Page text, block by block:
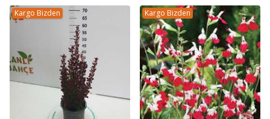
Kargo Bizden Kargo Bizden